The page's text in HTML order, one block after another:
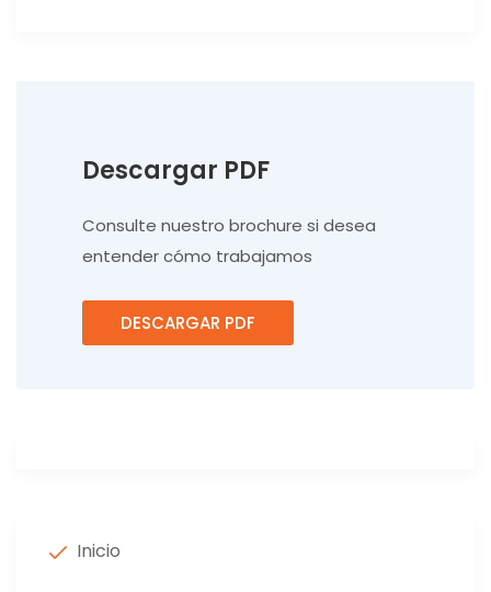
Descargar PDF
Consulte nuestro brochure si desea
entender cómo trabajamos
DESCARGAR PDF
Inicio